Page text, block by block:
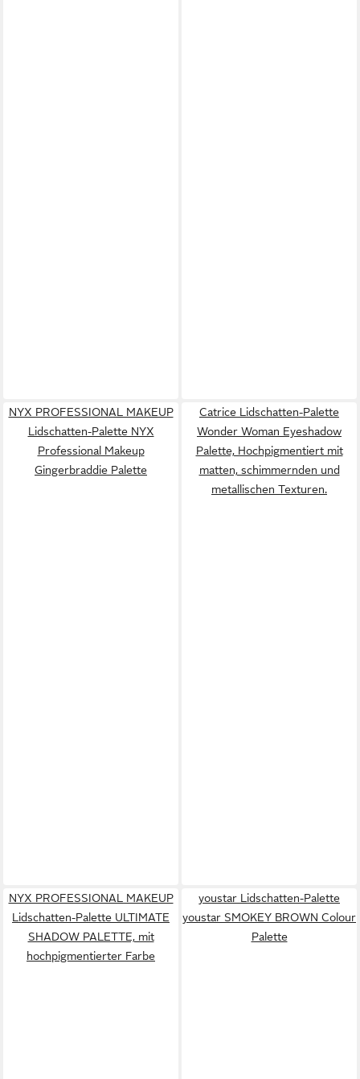
NYX PROFESSIONAL MAKEUP
Lidschatten-Palette NYX
Professional Makeup
Gingerbraddie Palette
Catrice Lidschatten-Palette
Wonder Woman Eyeshadow
Palette, Hochpigmentiert mit
matten, schimmernden und
metallischen Texturen.
NYX PROFESSIONAL MAKEUP
Lidschatten-Palette ULTIMATE
SHADOW PALETTE, mit
hochpigmentierter Farbe
youstar Lidschatten-Palette
youstar SMOKEY BROWN Colour
Palette